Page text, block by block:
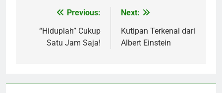
Navigasi
pos
Previous:
“Hiduplah” Cukup
Satu Jam Saja!
Next:
Kutipan Terkenal dari
Albert Einstein